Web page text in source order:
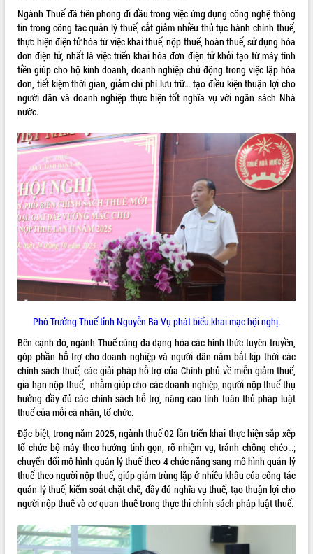
VIDEO
Loading the player...
Khám bệnh, cấp phát thuốc miễn phí
và tặng quà người dân xã Cư Pui
Hội nghị UBND tỉnh Đắk Lắk thường kỳ
tháng 7/2026
Lễ truy tặng danh hiệu “Bà Mẹ Việt
Nam Anh hùng” và trao Huân chương
Lao động
UBND tỉnh Đắk Lắk triển khai nhiệm
vụ 6 tháng cuối năm 2026
Kỳ họp thứ Hai, Hội đồng nhân dân
tỉnh khóa XI quyết nghị nhiều nội dung
quan trọng
Bí thư Tỉnh ủy Lương Nguyễn Minh
Triết thăm, tặng quà người có công với
cách mạng
Rà soát, hoàn thiện hệ thống thiết chế
phát triển mới
Thường trực HĐND tỉnh Đắk Lắk gặp
mặt Đoàn chuyên gia y tế TP. Hồ Chí
Minh
Lễ truy điệu và an táng hài cốt liệt sĩ
Bàn giải pháp tháo gỡ khó khăn trong
xuất khẩu sầu riêng và triển khai quy
ALBUM ẢNH
LIÊN KẾT WEB
THỐNG KÊ TRUY CẬP
Tất cả: 66032006
Ngành Thuế đã tiên phong đi đầu trong việc ứng dụng công nghệ thông
tin trong công tác quản lý thuế, cắt giảm nhiều thủ tục hành chính thuế,
thực hiện điện tử hóa từ việc khai thuế, nộp thuế, hoàn thuế, sử dụng hóa
đơn điện tử, nhất là việc triển khai hóa đơn điện tử khởi tạo từ máy tính
tiền giúp cho hộ kinh doanh, doanh nghiệp chủ động trong việc lập hóa
đơn, tiết kiệm thời gian, giảm chi phí lưu trữ… tạo điều kiện thuận lợi cho
người dân và doanh nghiệp thực hiện tốt nghĩa vụ với ngân sách Nhà
nước.
Phó Trưởng Thuế tỉnh Nguyễn Bá Vụ phát biểu khai mạc hội nghị.
Bên cạnh đó, ngành Thuế cũng đa dạng hóa các hình thức tuyên truyền,
góp phần hỗ trợ cho doanh nghiệp và người dân nắm bắt kịp thời các
chính sách thuế, các giải pháp hỗ trợ của Chính phủ về miễn giảm thuế,
gia hạn nộp thuế, nhằm giúp cho các doanh nghiệp, người nộp thuế thụ
hưởng đầy đủ các chính sách hỗ trợ, nâng cao tính tuân thủ pháp luật
thuế của mỗi cá nhân, tổ chức.
Đặc biệt, trong năm 2025, ngành thuế 02 lần triển khai thực hiện sắp xếp
tổ chức bộ máy theo hướng tinh gọn, rõ nhiệm vụ, tránh chồng chéo…;
chuyển đổi mô hình quản lý thuế theo 4 chức năng sang mô hình quản lý
thuế theo người nộp thuế, giúp giảm trùng lặp ở nhiều khâu của công tác
quản lý thuế, kiểm soát chặt chẽ, đầy đủ nghĩa vụ thuế, tạo thuận lợi cho
người nộp thuế và cơ quan thuế trong thực thi chính sách pháp luật thuế.